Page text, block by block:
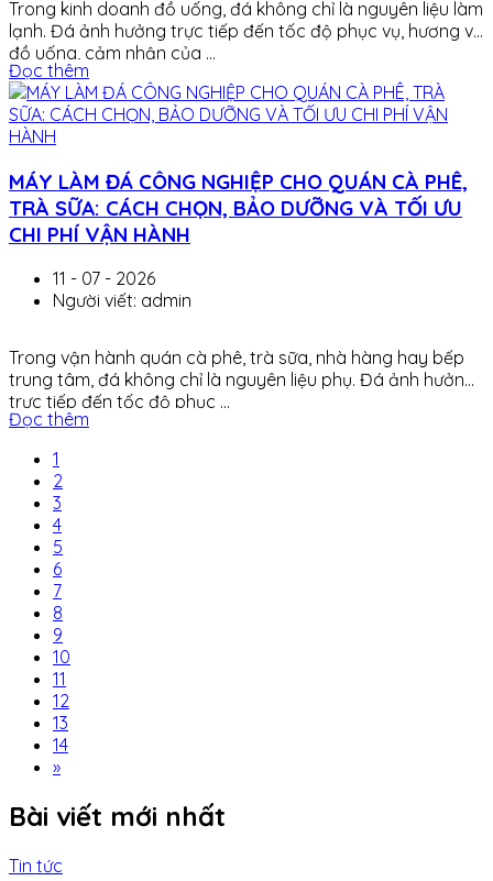
Trong kinh doanh đồ uống, đá không chỉ là nguyên liệu làm
lạnh. Đá ảnh hưởng trực tiếp đến tốc độ phục vụ, hương vị
đồ uống, cảm nhận của ...
Đọc thêm
MÁY LÀM ĐÁ CÔNG NGHIỆP CHO QUÁN CÀ PHÊ,
TRÀ SỮA: CÁCH CHỌN, BẢO DƯỠNG VÀ TỐI ƯU
CHI PHÍ VẬN HÀNH
11 - 07 - 2026
Người viết: admin
Trong vận hành quán cà phê, trà sữa, nhà hàng hay bếp
trung tâm, đá không chỉ là nguyên liệu phụ. Đá ảnh hưởng
trực tiếp đến tốc độ phục ...
Đọc thêm
1
2
3
4
5
6
7
8
9
10
11
12
13
14
»
Bài viết mới nhất
Tin tức